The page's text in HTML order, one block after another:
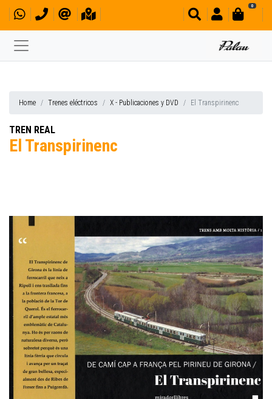
0
Home Trenes eléctricos X - Publicaciones y DVD El Transpirinenc
TREN REAL
El Transpirinenc